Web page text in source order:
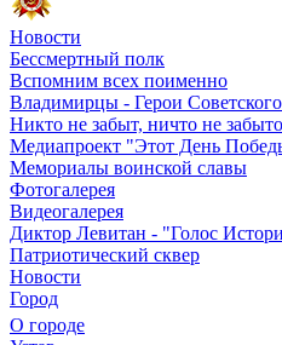
Новости
Бессмертный полк
Вспомним всех поименно
Владимирцы - Герои
Никто не забыт, ничто не забыто
Медиапроект "Этот День
Мемориалы воинской славы
Фотогалерея
Видеогалерея
Диктор Левитан - "Голос
Патриотический сквер
Новости
Город
О городе